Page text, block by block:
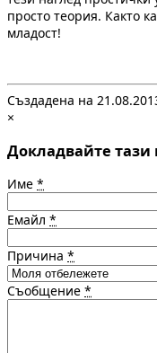
просто теория. Както
младост!
Създадена на
×
Докладвайте тази
Име *
Емайл *
Причина *
Съобщение *